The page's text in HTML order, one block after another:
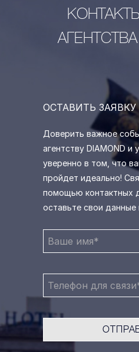
АГЕНТСТВА
ОСТАВИТЬ ЗАЯВКУ
Доверить важное
агентству DIAMOND и
уверенно в том, что
пройдет идеально!
помощью контактных
оставьте свои